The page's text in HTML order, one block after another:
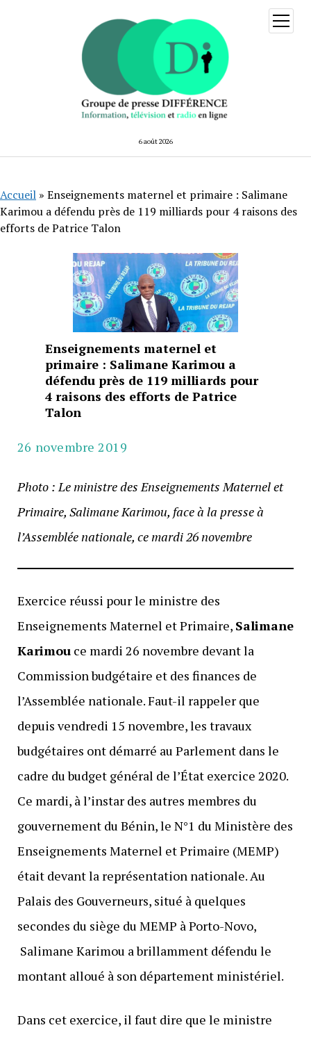
6 août 2026
ouvrir
menu
Accueil » Enseignements maternel et primaire : Salimane
Karimou a défendu près de 119 milliards pour 4 raisons des
efforts de Patrice Talon
Enseignements maternel et
primaire : Salimane Karimou a
défendu près de 119 milliards pour
4 raisons des efforts de Patrice
Talon
26 novembre 2019
Photo : Le ministre des Enseignements Maternel et
Primaire, Salimane Karimou, face à la presse à
l’Assemblée nationale, ce mardi 26 novembre
Exercice réussi pour le ministre des
Enseignements Maternel et Primaire, Salimane
Karimouce mardi 26 novembre devant la
Commission budgétaire et des finances de
l’Assemblée nationale. Faut-il rappeler que
depuis vendredi 15 novembre, les travaux
budgétaires ont démarré au Parlement dans le
cadre du budget général de l’État exercice 2020.
Ce mardi, à l’instar des autres membres du
gouvernement du Bénin, le N°1 du Ministère des
Enseignements Maternel et Primaire (MEMP)
était devant la représentation nationale. Au
Palais des Gouverneurs, situé à quelques
secondes du siège du MEMP à Porto-Novo,
Salimane Karimou a brillamment défendu le
montant alloué à son département ministériel.
Dans cet exercice, il faut dire que le ministre